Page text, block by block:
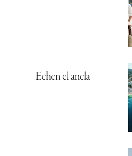
Echen el ancla